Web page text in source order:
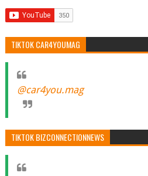
TIKTOK CAR4YOUMAG
@car4you.mag
TIKTOK BIZCONNECTIONNEWS